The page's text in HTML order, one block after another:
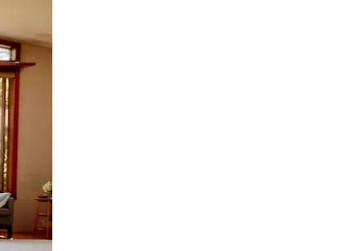
ekranin.